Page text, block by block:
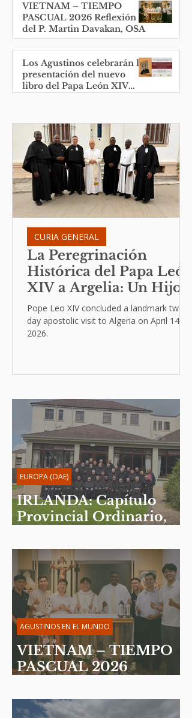
VIETNAM – TIEMPO
PASCUAL 2026 Reflexión
del P. Martin Davakan, OSA
Los Agustinos celebrarán la
presentación del nuevo
libro del Papa León XIV
La Peregrinación
Histórica del Papa León
XIV a Argelia: Un Hijo
de Agustín Llama a la
Humildad y a la Paz
Pope Leo XIV concluded a landmark two-
day apostolic visit to Algeria on April 14,
2026.
CURIA GENERAL
IRLANDA: Capítulo
Provincial Ordinario,
EUROPA (OAE)
VIETNAM – TIEMPO
PASCUAL 2026
Davakan, OSA
AGUSTINOS EN EL MUNDO